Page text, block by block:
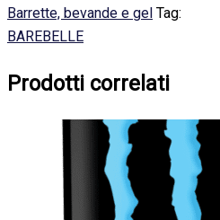
Barrette, bevande e gel Tag:
BAREBELLE
Prodotti correlati